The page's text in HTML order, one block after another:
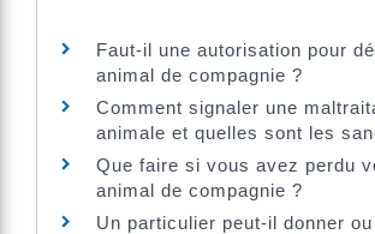
Faut-il une autorisation pour
animal de compagnie ?
Comment signaler une
animale et quelles sont les
Que faire si vous avez perdu
animal de compagnie ?
Un particulier peut-il donner